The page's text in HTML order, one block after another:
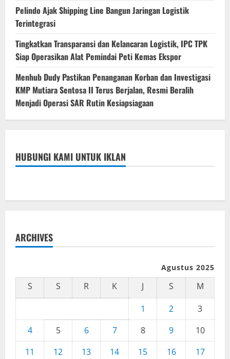
Pelindo Ajak Shipping Line Bangun Jaringan Logistik
Terintegrasi
Tingkatkan Transparansi dan Kelancaran Logistik, IPC TPK
Siap Operasikan Alat Pemindai Peti Kemas Ekspor
Menhub Dudy Pastikan Penanganan Korban dan Investigasi
KMP Mutiara Sentosa II Terus Berjalan, Resmi Beralih
Menjadi Operasi SAR Rutin Kesiapsiagaan
HUBUNGI KAMI UNTUK IKLAN
ARCHIVES
Agustus 2025
S S R K J S
M
1
2
3
4
5 6 7 8 9
10
11
12 13 14 15 16
17